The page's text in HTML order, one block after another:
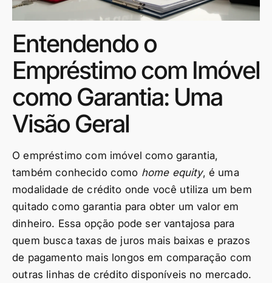
Entendendo o
Empréstimo com Imóvel
como Garantia: Uma
Visão Geral
O empréstimo com imóvel como garantia,
também conhecido como home equity, é uma
modalidade de crédito onde você utiliza um bem
quitado como garantia para obter um valor em
dinheiro. Essa opção pode ser vantajosa para
quem busca taxas de juros mais baixas e prazos
de pagamento mais longos em comparação com
outras linhas de crédito disponíveis no mercado.